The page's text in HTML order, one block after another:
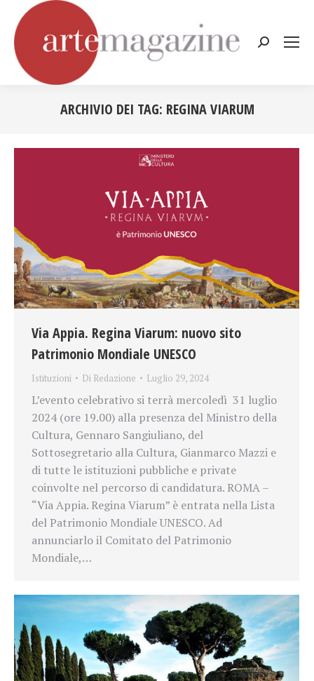
Cerca:
ARCHIVIO DEI TAG: REGINA VIARUM
Via Appia. Regina Viarum: nuovo sito
Patrimonio Mondiale UNESCO
Istituzioni Di Redazione Luglio 29, 2024
L’evento celebrativo si terrà mercoledì 31 luglio
2024 (ore 19.00) alla presenza del Ministro della
Cultura, Gennaro Sangiuliano, del
Sottosegretario alla Cultura, Gianmarco Mazzi e
di tutte le istituzioni pubbliche e private
coinvolte nel percorso di candidatura. ROMA –
“Via Appia. Regina Viarum” è entrata nella Lista
del Patrimonio Mondiale UNESCO. Ad
annunciarlo il Comitato del Patrimonio
Mondiale,…